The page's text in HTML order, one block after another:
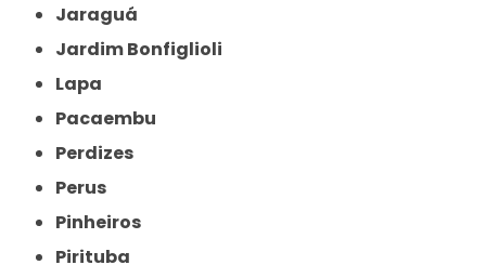
Jaraguá
Jardim Bonfiglioli
Lapa
Pacaembu
Perdizes
Perus
Pinheiros
Pirituba